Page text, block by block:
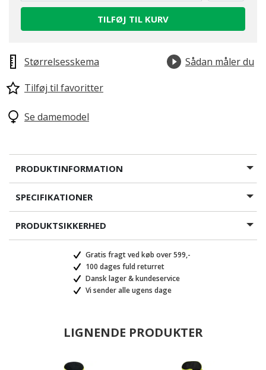
TILFØJ TIL KURV
Størrelsesskema
Sådan måler du
Tilføj til favoritter
Se damemodel
PRODUKTINFORMATION
SPECIFIKATIONER
PRODUKTSIKKERHED
Gratis fragt ved køb over 599,-
100 dages fuld returret
Dansk lager & kundeservice
Vi sender alle ugens dage
LIGNENDE PRODUKTER